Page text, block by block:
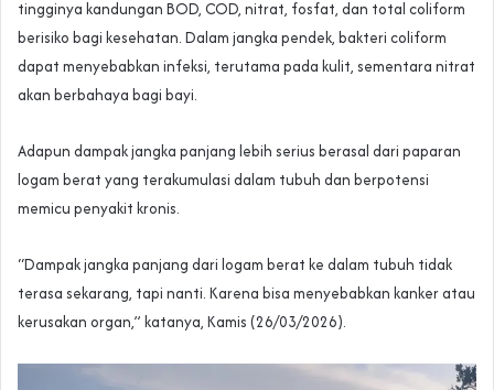
tingginya kandungan BOD, COD, nitrat, fosfat, dan total coliform
berisiko bagi kesehatan. Dalam jangka pendek, bakteri coliform
dapat menyebabkan infeksi, terutama pada kulit, sementara nitrat
akan berbahaya bagi bayi.
Adapun dampak jangka panjang lebih serius berasal dari paparan
logam berat yang terakumulasi dalam tubuh dan berpotensi
memicu penyakit kronis.
“Dampak jangka panjang dari logam berat ke dalam tubuh tidak
terasa sekarang, tapi nanti. Karena bisa menyebabkan kanker atau
kerusakan organ,” katanya, Kamis (26/03/2026).